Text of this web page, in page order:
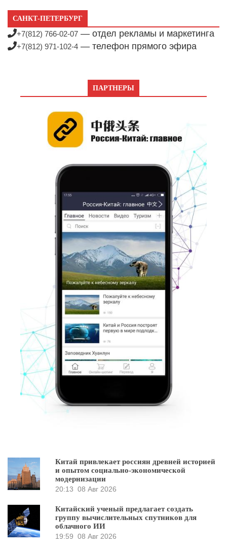
САНКТ-ПЕТЕРБУРГ
+7(812) 766-02-07 — отдел рекламы и маркетинга
+7(812) 971-102-4 — телефон прямого эфира
ПАРТНЕРЫ
Китай привлекает россиян древней историей
и опытом социально-экономической
модернизации
20:13 08 Авг 2026
Китайский ученый предлагает создать
группу вычислительных спутников для
облачного ИИ
19:59 08 Авг 2026